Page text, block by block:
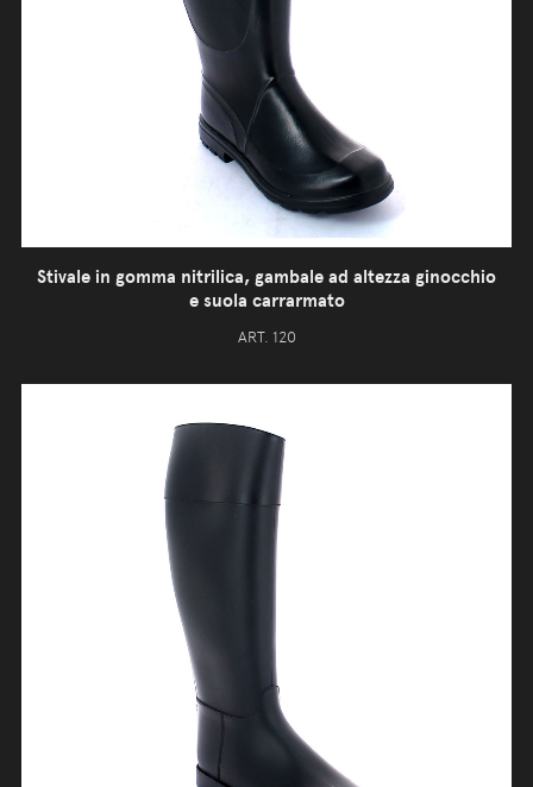
Stivale in gomma nitrilica, gambale ad altezza ginocchio
e suola carrarmato
ART. 120